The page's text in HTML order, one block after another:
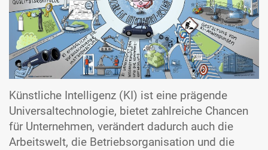
Künstliche Intelligenz (KI) ist eine prägende
Universal­technologie, bietet zahlreiche Chancen
für Unter­nehmen, verändert dadurch auch die
Arbeits­welt, die Betriebs­organisation und die